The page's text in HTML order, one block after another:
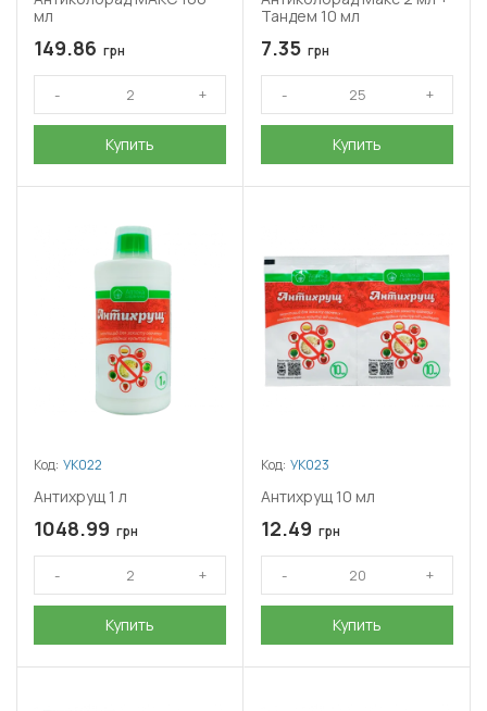
мл
149.86 грн
Купить
Тандем 10 мл
7.35 грн
Купить
Код: УК022
Антихрущ 1 л
1048.99 грн
Купить
Код: УК023
Антихрущ 10 мл
12.49 грн
Купить